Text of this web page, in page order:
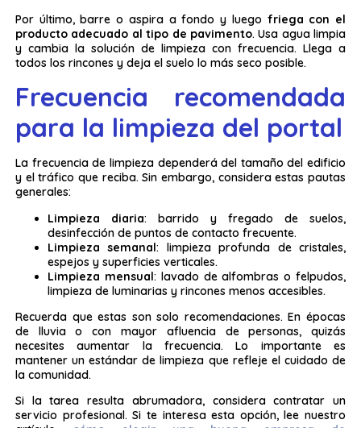
Por último, barre o aspira a fondo y luego friega con el
producto adecuado al tipo de pavimento. Usa agua limpia
y cambia la solución de limpieza con frecuencia. Llega a
todos los rincones y deja el suelo lo más seco posible.
Frecuencia recomendada
para la limpieza del portal
La frecuencia de limpieza dependerá del tamaño del edificio
y el tráfico que reciba. Sin embargo, considera estas pautas
generales:
Limpieza diaria: barrido y fregado de suelos,
desinfección de puntos de contacto frecuente.
Limpieza semanal: limpieza profunda de cristales,
espejos y superficies verticales.
Limpieza mensual: lavado de alfombras o felpudos,
limpieza de luminarias y rincones menos accesibles.
Recuerda que estas son solo recomendaciones. En épocas
de lluvia o con mayor afluencia de personas, quizás
necesites aumentar la frecuencia. Lo importante es
mantener un estándar de limpieza que refleje el cuidado de
la comunidad.
Si la tarea resulta abrumadora, considera contratar un
servicio profesional. Si te interesa esta opción, lee nuestro